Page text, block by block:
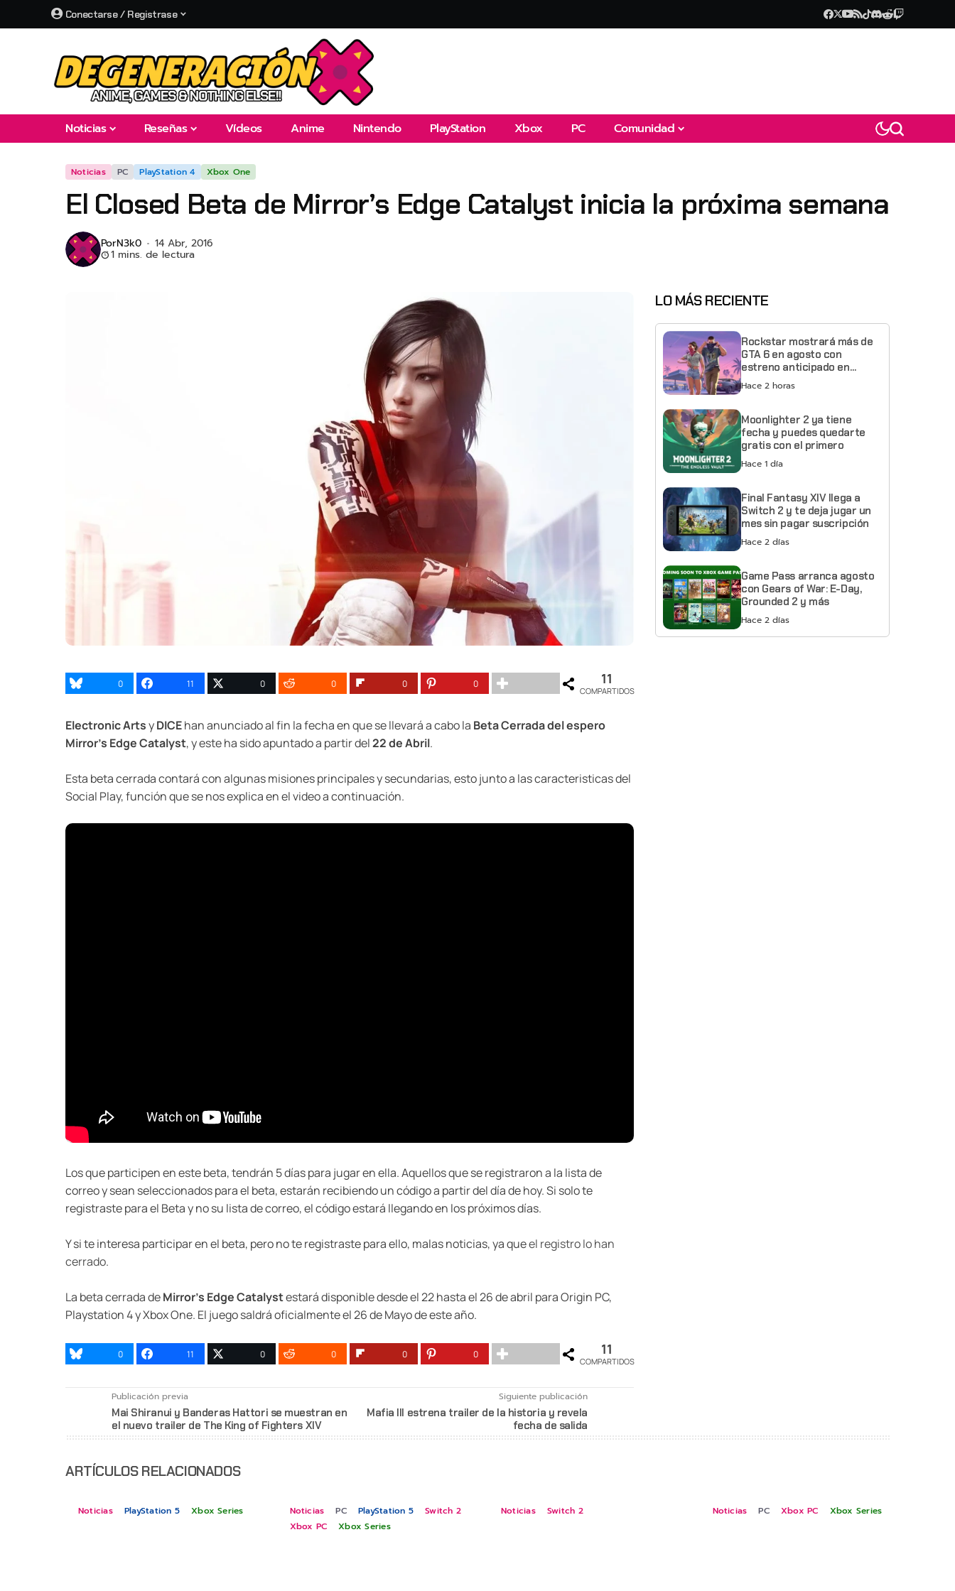
Conectarse / Registrase
Noticias Reseñas Vídeos Anime Nintendo PlayStation Xbox PC Comunidad
Noticias PC PlayStation 4 Xbox One
El Closed Beta de Mirror’s Edge Catalyst inicia la próxima semana
PorN3k0 14 Abr, 2016
1 mins. de lectura
0 11 0 0 0 0 11
COMPARTIDOS
Electronic ArtsyDICEhan anunciado al fin la fecha en que se llevará a cabo la Beta Cerrada del espero
Mirror’s Edge Catalyst, y este ha sido apuntado a partir del22 de Abril.
Esta beta cerrada contará con algunas misiones principales y secundarias, esto junto a las caracteristicas del
Social Play, función que se nos explica en el video a continuación.
Los que participen en este beta, tendrán 5 días para jugar en ella. Aquellos que se registraron a la lista de
correo y sean seleccionados para el beta, estarán recibiendo un código a partir del día de hoy. Si solo te
registraste para el Beta y no su lista de correo, el código estará llegando en los próximos días.
Y si te interesa participar en el beta, pero no te registraste para ello, malas noticias, ya queel registro lo han
cerrado.
La beta cerrada deMirror’s Edge Catalystestará disponible desde el 22 hasta el 26 de abril para Origin PC,
Playstation 4 y Xbox One. El juego saldrá oficialmente el 26 de Mayo de este año.
0 11 0 0 0 0 11
COMPARTIDOS
Publicación previa
Mai Shiranui y Banderas Hattori se muestran en
el nuevo trailer de The King of Fighters XIV
Siguiente publicación
Mafia III estrena trailer de la historia y revela
fecha de salida
LO MÁS RECIENTE
Rockstar mostrará más de
GTA 6 en agosto con
estreno anticipado en
Netflix
Hace 2 horas
Moonlighter 2 ya tiene
fecha y puedes quedarte
gratis con el primero
Hace 1 día
Final Fantasy XIV llega a
Switch 2 y te deja jugar un
mes sin pagar suscripción
Hace 2 días
Game Pass arranca agosto
con Gears of War: E-Day,
Grounded 2 y más
Hace 2 días
ARTÍCULOS RELACIONADOS
Noticias PlayStation 5 Xbox Series Noticias PC PlayStation 5
Switch 2
Xbox PC
Xbox Series
Noticias Switch 2 Noticias PC Xbox PC Xbox Series